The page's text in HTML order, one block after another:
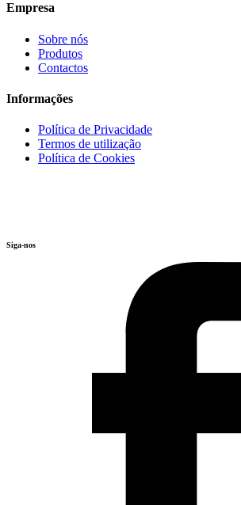
Empresa
Sobre nós
Produtos
Contactos
Informações
Política de Privacidade
Termos de utilização
Política de Cookies
Siga-nos